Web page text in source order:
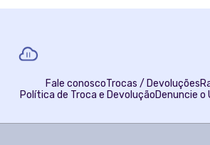
lançamentos exclusivos e promoções
© Dados do vendedor: CNPJ 55.387.696/